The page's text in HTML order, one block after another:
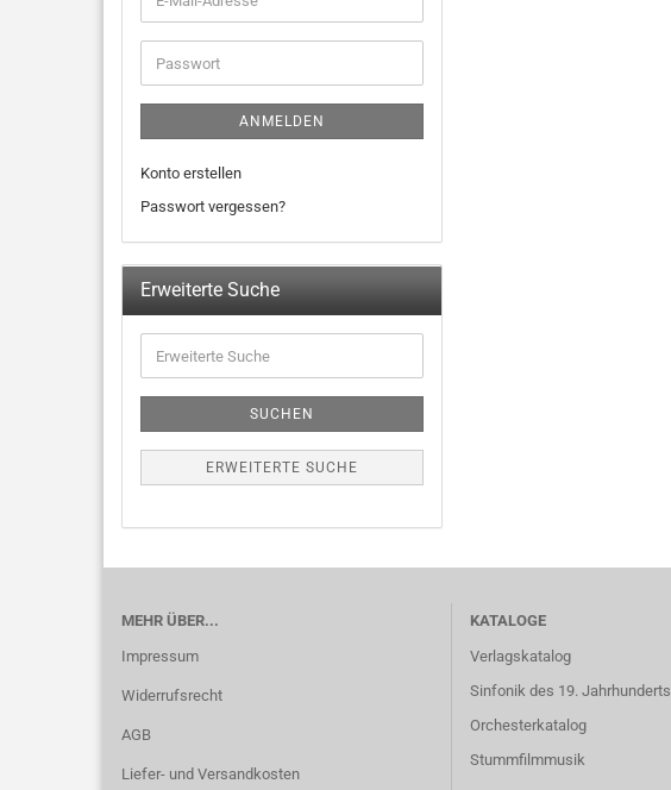
ANMELDEN
Konto erstellen
Passwort vergessen?
Erweiterte Suche
SUCHEN
ERWEITERTE SUCHE
MEHR ÜBER...
Impressum
Widerrufsrecht
AGB
Liefer- und Versandkosten
KATALOGE
Verlagskatalog
Sinfonik des 19. Jahrhunderts
Orchesterkatalog
Stummfilmmusik